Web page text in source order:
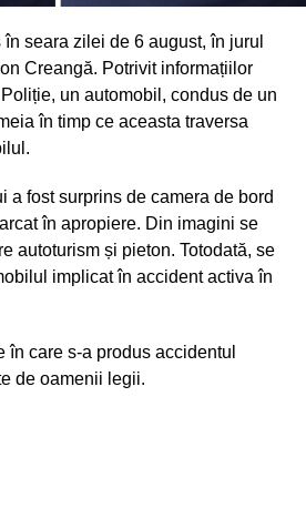
seara zilei de 6 august, în jurul
Creangă. Potrivit informațiilor
un automobil, condus de un
în timp ce aceasta traversa
a fost surprins de camera de bord
în apropiere. Din imagini se
autoturism și pieton. Totodată, se
implicat în accident activa în
în care s-a produs accidentul
de oamenii legii.